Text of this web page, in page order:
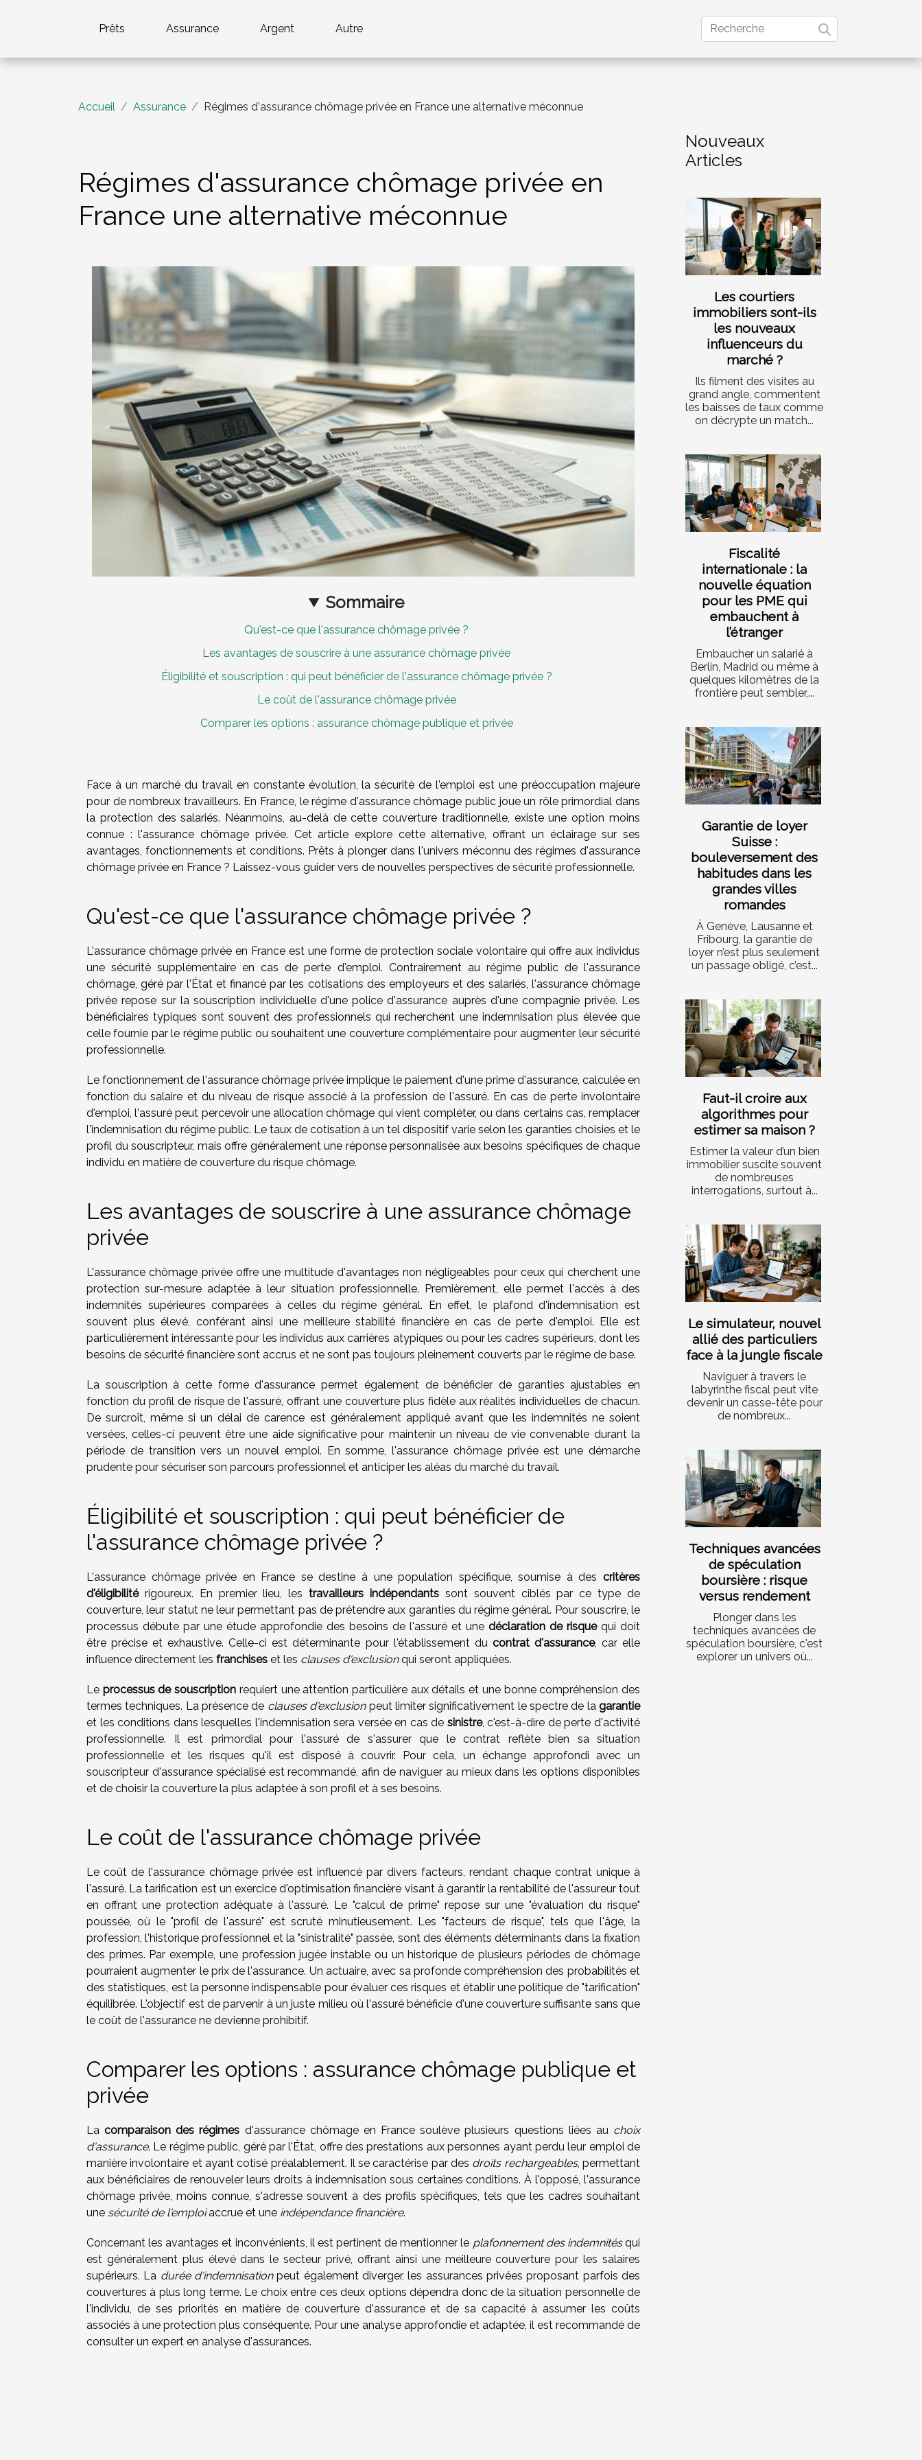
Prêts Assurance Argent Autre
Accueil Assurance Régimes d'assurance chômage privée en France une alternative méconnue
Régimes d'assurance chômage privée en
France une alternative méconnue
Sommaire
Qu'est-ce que l'assurance chômage privée ?
Les avantages de souscrire à une assurance chômage privée
Éligibilité et souscription : qui peut bénéficier de l'assurance chômage privée ?
Le coût de l'assurance chômage privée
Comparer les options : assurance chômage publique et privée
Face à un marché du travail en constante évolution, la sécurité de l'emploi est une préoccupation majeure
pour de nombreux travailleurs. En France, le régime d'assurance chômage public joue un rôle primordial dans
la protection des salariés. Néanmoins, au-delà de cette couverture traditionnelle, existe une option moins
connue : l'assurance chômage privée. Cet article explore cette alternative, offrant un éclairage sur ses
avantages, fonctionnements et conditions. Prêts à plonger dans l'univers méconnu des régimes d'assurance
chômage privée en France ? Laissez-vous guider vers de nouvelles perspectives de sécurité professionnelle.
Qu'est-ce que l'assurance chômage privée ?
L'assurance chômage privée en France est une forme de protection sociale volontaire qui offre aux individus
une sécurité supplémentaire en cas de perte d'emploi. Contrairement au régime public de l'assurance
chômage, géré par l'État et financé par les cotisations des employeurs et des salariés, l'assurance chômage
privée repose sur la souscription individuelle d'une police d'assurance auprès d'une compagnie privée. Les
bénéficiaires typiques sont souvent des professionnels qui recherchent une indemnisation plus élevée que
celle fournie par le régime public ou souhaitent une couverture complémentaire pour augmenter leur sécurité
professionnelle.
Le fonctionnement de l'assurance chômage privée implique le paiement d'une prime d'assurance, calculée en
fonction du salaire et du niveau de risque associé à la profession de l'assuré. En cas de perte involontaire
d'emploi, l'assuré peut percevoir une allocation chômage qui vient compléter, ou dans certains cas, remplacer
l'indemnisation du régime public. Le taux de cotisation à un tel dispositif varie selon les garanties choisies et le
profil du souscripteur, mais offre généralement une réponse personnalisée aux besoins spécifiques de chaque
individu en matière de couverture du risque chômage.
Les avantages de souscrire à une assurance chômage
privée
L'assurance chômage privée offre une multitude d'avantages non négligeables pour ceux qui cherchent une
protection sur-mesure adaptée à leur situation professionnelle. Premièrement, elle permet l'accès à des
indemnités supérieures comparées à celles du régime général. En effet, le plafond d'indemnisation est
souvent plus élevé, conférant ainsi une meilleure stabilité financière en cas de perte d'emploi. Elle est
particulièrement intéressante pour les individus aux carrières atypiques ou pour les cadres supérieurs, dont les
besoins de sécurité financière sont accrus et ne sont pas toujours pleinement couverts par le régime de base.
La souscription à cette forme d'assurance permet également de bénéficier de garanties ajustables en
fonction du profil de risque de l'assuré, offrant une couverture plus fidèle aux réalités individuelles de chacun.
De surcroît, même si un délai de carence est généralement appliqué avant que les indemnités ne soient
versées, celles-ci peuvent être une aide significative pour maintenir un niveau de vie convenable durant la
période de transition vers un nouvel emploi. En somme, l'assurance chômage privée est une démarche
prudente pour sécuriser son parcours professionnel et anticiper les aléas du marché du travail.
Éligibilité et souscription : qui peut bénéficier de
l'assurance chômage privée ?
L'assurance chômage privée en France se destine à une population spécifique, soumise à des critères
d'éligibilitérigoureux. En premier lieu, lestravailleurs indépendants sont souvent ciblés par ce type de
couverture, leur statut ne leur permettant pas de prétendre aux garanties du régime général. Pour souscrire, le
processus débute par une étude approfondie des besoins de l'assuré et une déclaration de risquequi doit
être précise et exhaustive. Celle-ci est déterminante pour l'établissement du contrat d'assurance, car elle
influence directement les franchises et les clauses d'exclusionqui seront appliquées.
Le processus de souscription requiert une attention particulière aux détails et une bonne compréhension des
termes techniques. La présence de clauses d'exclusionpeut limiter significativement le spectre de lagarantie
et les conditions dans lesquelles l'indemnisation sera versée en cas de sinistre, c'est-à-dire de perte d'activité
professionnelle. Il est primordial pour l'assuré de s'assurer que le contrat reflète bien sa situation
professionnelle et les risques qu'il est disposé à couvrir. Pour cela, un échange approfondi avec un
souscripteur d'assurance spécialisé est recommandé, afin de naviguer au mieux dans les options disponibles
et de choisir la couverture la plus adaptée à son profil et à ses besoins.
Le coût de l'assurance chômage privée
Le coût de l'assurance chômage privée est influencé par divers facteurs, rendant chaque contrat unique à
l'assuré. La tarification est un exercice d'optimisation financière visant à garantir la rentabilité de l'assureur tout
en offrant une protection adéquate à l'assuré. Le "calcul de prime" repose sur une "évaluation du risque"
poussée, où le "profil de l'assuré" est scruté minutieusement. Les "facteurs de risque", tels que l'âge, la
profession, l'historique professionnel et la "sinistralité" passée, sont des éléments déterminants dans la fixation
des primes. Par exemple, une profession jugée instable ou un historique de plusieurs périodes de chômage
pourraient augmenter le prix de l'assurance. Un actuaire, avec sa profonde compréhension des probabilités et
des statistiques, est la personne indispensable pour évaluer ces risques et établir une politique de "tarification"
équilibrée. L'objectif est de parvenir à un juste milieu où l'assuré bénéficie d'une couverture suffisante sans que
le coût de l'assurance ne devienne prohibitif.
Comparer les options : assurance chômage publique et
privée
Lacomparaison des régimes d'assurance chômage en France soulève plusieurs questions liées au choix
d'assurance. Le régime public, géré par l'État, offre des prestations aux personnes ayant perdu leur emploi de
manière involontaire et ayant cotisé préalablement. Il se caractérise par des droits rechargeables, permettant
aux bénéficiaires de renouveler leurs droits à indemnisation sous certaines conditions. À l'opposé, l'assurance
chômage privée, moins connue, s'adresse souvent à des profils spécifiques, tels que les cadres souhaitant
une sécurité de l'emploiaccrue et une indépendance financière.
Concernant les avantages et inconvénients, il est pertinent de mentionner le plafonnement des indemnitésqui
est généralement plus élevé dans le secteur privé, offrant ainsi une meilleure couverture pour les salaires
supérieurs. La durée d'indemnisationpeut également diverger, les assurances privées proposant parfois des
couvertures à plus long terme. Le choix entre ces deux options dépendra donc de la situation personnelle de
l'individu, de ses priorités en matière de couverture d'assurance et de sa capacité à assumer les coûts
associés à une protection plus conséquente. Pour une analyse approfondie et adaptée, il est recommandé de
consulter un expert en analyse d'assurances.
Nouveaux
Articles
Les courtiers
immobiliers sont-ils
les nouveaux
influenceurs du
marché ?
Ils filment des visites au
grand angle, commentent
les baisses de taux comme
on décrypte un match...
Fiscalité
internationale : la
nouvelle équation
pour les PME qui
embauchent à
l’étranger
Embaucher un salarié à
Berlin, Madrid ou même à
quelques kilomètres de la
frontière peut sembler,...
Garantie de loyer
Suisse :
bouleversement des
habitudes dans les
grandes villes
romandes
À Genève, Lausanne et
Fribourg, la garantie de
loyer n’est plus seulement
un passage obligé, c’est...
Faut-il croire aux
algorithmes pour
estimer sa maison ?
Estimer la valeur d’un bien
immobilier suscite souvent
de nombreuses
interrogations, surtout à...
Le simulateur, nouvel
allié des particuliers
face à la jungle fiscale
Naviguer à travers le
labyrinthe fiscal peut vite
devenir un casse-tête pour
de nombreux...
Techniques avancées
de spéculation
boursière : risque
versus rendement
Plonger dans les
techniques avancées de
spéculation boursière, c'est
explorer un univers où...